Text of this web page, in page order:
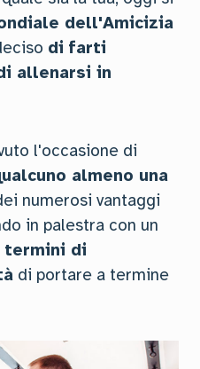
dell'Amicizia
di farti
allenarsi in
l'occasione di
almeno una
numerosi vantaggi
in palestra con un
di
di portare a termine